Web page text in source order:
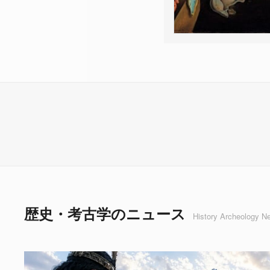
歴史・考古学のニュース History Archeology